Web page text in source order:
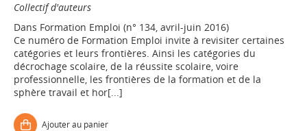
Collectif d'auteurs
Dans Formation Emploi (n° 134, avril-juin 2016)
Ce numéro de Formation Emploi invite à revisiter certaines
catégories et leurs frontières. Ainsi les catégories du
décrochage scolaire, de la réussite scolaire, voire
professionnelle, les frontières de la formation et de la
sphère travail et hor[...]
Ajouter au panier